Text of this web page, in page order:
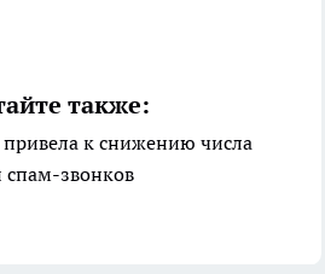
также:
к снижению числа
спам-звонков